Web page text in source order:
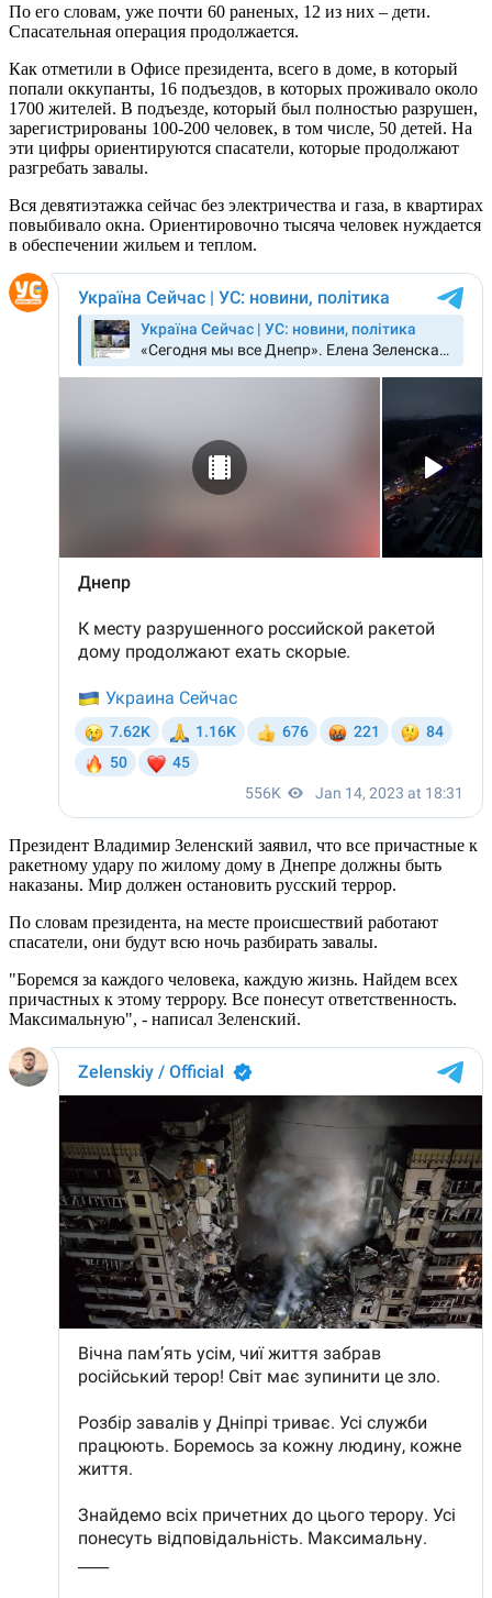
По его словам, уже почти 60 раненых, 12 из них – дети.
Спасательная операция продолжается.
Как отметили в Офисе президента, всего в доме, в который
попали оккупанты, 16 подъездов, в которых проживало около
1700 жителей. В подъезде, который был полностью разрушен,
зарегистрированы 100-200 человек, в том числе, 50 детей. На
эти цифры ориентируются спасатели, которые продолжают
разгребать завалы.
Вся девятиэтажка сейчас без электричества и газа, в квартирах
повыбивало окна. Ориентировочно тысяча человек нуждается
в обеспечении жильем и теплом.
Президент Владимир Зеленский заявил, что все причастные к
ракетному удару по жилому дому в Днепре должны быть
наказаны. Мир должен остановить русский террор.
По словам президента, на месте происшествий работают
спасатели, они будут всю ночь разбирать завалы.
"Боремся за каждого человека, каждую жизнь. Найдем всех
причастных к этому террору. Все понесут ответственность.
Максимальную", - написал Зеленский.